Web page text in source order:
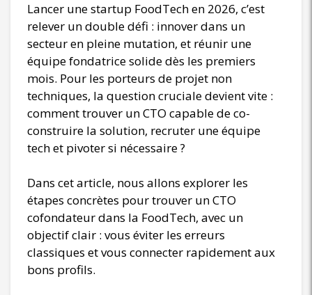
Lancer une startup FoodTech en 2026, c’est
relever un double défi : innover dans un
secteur en pleine mutation, et réunir une
équipe fondatrice solide dès les premiers
mois. Pour les porteurs de projet non
techniques, la question cruciale devient vite :
comment trouver un CTO capable de co-
construire la solution, recruter une équipe
tech et pivoter si nécessaire ?
Dans cet article, nous allons explorer les
étapes concrètes pour trouver un CTO
cofondateur dans la FoodTech, avec un
objectif clair : vous éviter les erreurs
classiques et vous connecter rapidement aux
bons profils.